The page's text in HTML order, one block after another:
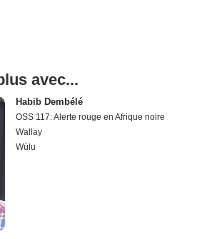
avec...
Habib Dembélé
OSS 117: Alerte rouge en Afrique noire
Wallay
Wùlu